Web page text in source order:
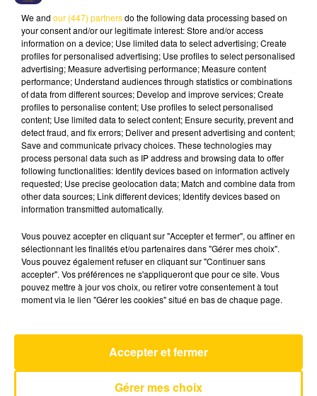
Cet élément est masqué compte-tenu du refus
du dépôt de cookies que vous avez exprimé. Si
vous souhaitez l'afficher, merci de nous donner
votre accord en cliquant sur le bouton ci-
dessous.
Afficher l'élément
LES DERNIERS ARTICLES
Un épisode de pollution aux
particules fines court, intense
et...
Nouvelles menaces sur le Maire
d’Alès Christophe Rivenq...
We and our (447) partnersdo the following data processing based on
your consent and/or our legitimate interest: Store and/or access
information on a device; Use limited data to select advertising; Create
profiles for personalised advertising; Use profiles to select personalised
advertising; Measure advertising performance; Measure content
performance; Understand audiences through statistics or combinations
of data from different sources; Develop and improve services; Create
profiles to personalise content; Use profiles to select personalised
content; Use limited data to select content; Ensure security, prevent and
detect fraud, and fix errors; Deliver and present advertising and content;
Save and communicate privacy choices. These technologies may
process personal data such as IP address and browsing data to offer
following functionalities: Identify devices based on information actively
requested; Use precise geolocation data; Match and combine data from
other data sources; Link different devices; Identify devices based on
information transmitted automatically.
Vous pouvez accepter en cliquant sur "Accepter et fermer", ou affiner en
sélectionnant les finalités et/ou partenaires dans "Gérer mes choix".
Vous pouvez également refuser en cliquant sur "Continuer sans
accepter". Vos préférences ne s'appliqueront que pour ce site. Vous
pouvez mettre à jour vos choix, ou retirer votre consentement à tout
moment via le lien "Gérer les cookies" situé en bas de chaque page.
Gérer mes choix
Accepter et fermer